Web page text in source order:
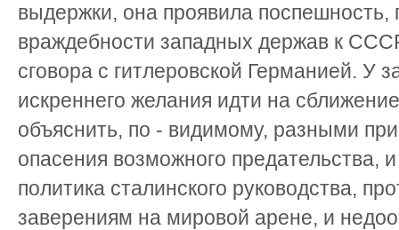
выдержки, она проявила поспешность,
враждебности западных держав к
сговора с гитлеровской Германией. У
искреннего желания идти на
объяснить, по - видимому, разными
опасения возможного предательства,
политика сталинского руководства,
заверениям на мировой арене, и